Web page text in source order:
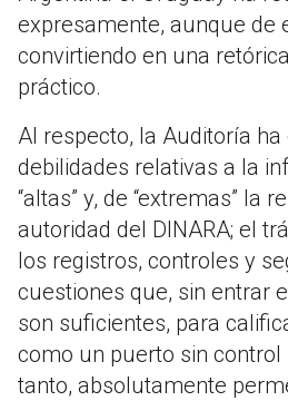
expresamente, aunque de
convirtiendo en una
práctico.
Al respecto, la Auditoría
debilidades relativas a la
“altas” y, de “extremas” la
autoridad del DINARA; el
los registros, controles y
cuestiones que, sin entrar
son suficientes, para
como un puerto sin control
tanto, absolutamente